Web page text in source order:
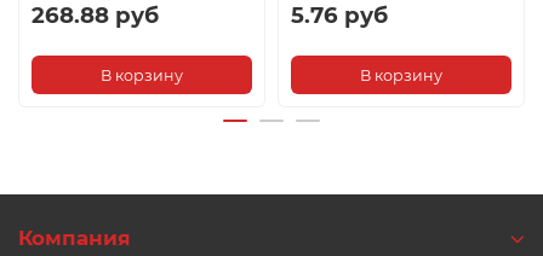
268.88 руб
В корзину
5.76 руб
В корзину
Компания